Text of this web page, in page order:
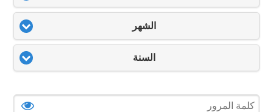
الشهر
السنة